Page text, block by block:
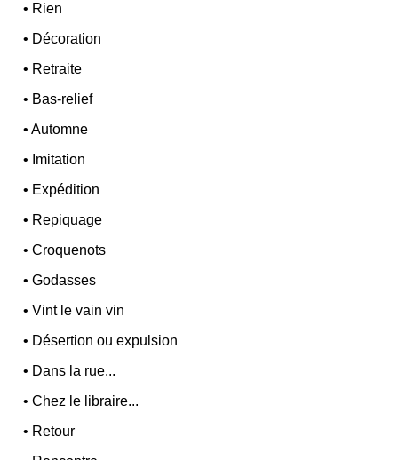
• Rien
• Décoration
• Retraite
• Bas-relief
•Automne
• Imitation
• Expédition
• Repiquage
•Croquenots
•Godasses
•Vint le vain vin
• Désertion ou expulsion
• Dans la rue...
•Chez le libraire...
• Retour